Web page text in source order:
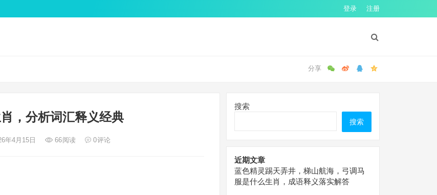
登录 注册
，分析词汇释义经典
年4月15日 66阅读 0评论
搜索
搜索
近期文章
蓝色精灵踢天弄井，梯山航海，弓调马
服是什么生肖，成语释义落实解答